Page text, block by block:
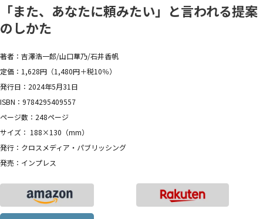
「また、あなたに頼みたい」と言われる提案
のしかた
著者：吉澤浩一郎/山口華乃/石井香帆
定価：1,628円（1,480円＋税10％）
発行日：2024年5月31日
ISBN：9784295409557
ページ数：248ページ
サイズ： 188×130（mm）
発行：クロスメディア・パブリッシング
発売：インプレス